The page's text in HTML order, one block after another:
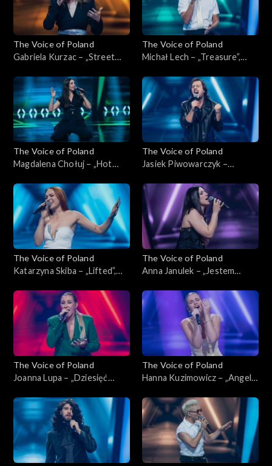
The Voice of Poland
Gabriela Kurzac – „Street
Nokaut, 1 listopada 2025
The Voice of Poland
Michał Lech – „Treasure”,
Nokaut, 1 listopada 2025
The Voice of Poland
Magdalena Chołuj – „Hot
Poland”, Nokaut, 1 listopada
2025
The Voice of Poland
Jasiek Piwowarczyk –
of Poland”, Nokaut, 1
listopada 2025
The Voice of Poland
Katarzyna Skiba – „Lifted”,
Nokaut, 1 listopada 2025
The Voice of Poland
Anna Janulek – „Jestem
Poland”, Nokaut, 1 listopada
2025
The Voice of Poland
Joanna Lupa – „Dziesięć
Poland”, Nokaut, 1 listopada
2025
The Voice of Poland
Hanna Kuzimowicz – „Angel”,
Nokaut, 1 listopada 2025